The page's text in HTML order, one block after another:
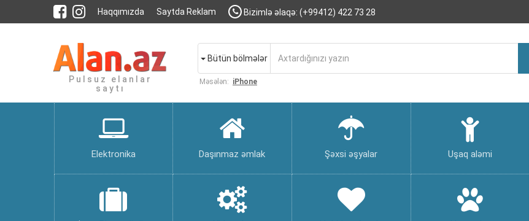
Haqqımızda Saytda Reklam Bizimlə əlaqə: (+99412) 422 73 28
Pulsuz elanlar
saytı
Bütün bölmələr
Məsələn: iPhone
Elektronika Daşınmaz əmlak Şəxsi əşyalar Uşaq aləmi